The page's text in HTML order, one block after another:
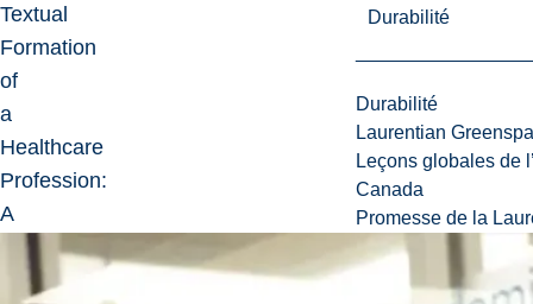
Durabilité
Durabilité
Laurentian
Leçons globales de
Canada
Promesse de la
Textual
Formation
of
a
Healthcare
Profession:
A
Rhetorical
Analysis